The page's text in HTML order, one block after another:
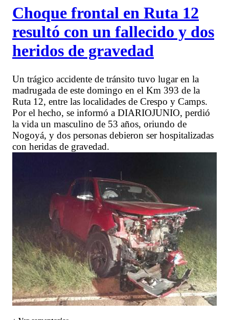
Choque frontal en Ruta 12
resultó con un fallecido y dos
heridos de gravedad
Un trágico accidente de tránsito tuvo lugar en la
madrugada de este domingo en el Km 393 de la
Ruta 12, entre las localidades de Crespo y Camps.
Por el hecho, se informó a DIARIOJUNIO, perdió
la vida un masculino de 53 años, oriundo de
Nogoyá, y dos personas debieron ser hospitalizadas
con heridas de gravedad.